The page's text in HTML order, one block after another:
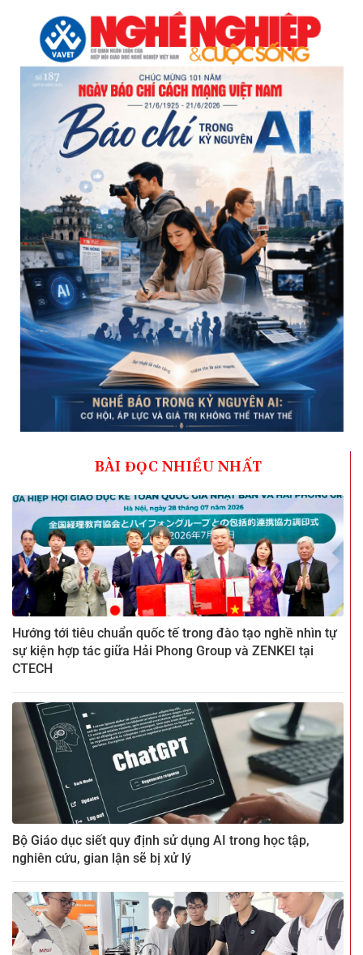
BÀI ĐỌC NHIỀU NHẤT
Hướng tới tiêu chuẩn quốc tế trong đào tạo nghề nhìn tự
sự kiện hợp tác giữa Hải Phong Group và ZENKEI tại
CTECH
Bộ Giáo dục siết quy định sử dụng AI trong học tập,
nghiên cứu, gian lận sẽ bị xử lý